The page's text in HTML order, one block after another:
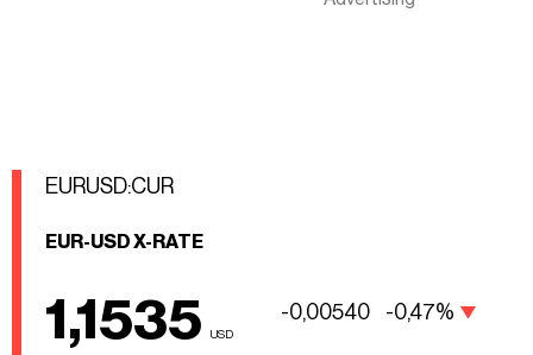
EURUSD:CUR
EUR-USD X-RATE
1,1535 USD
-0,00540 -0,47%